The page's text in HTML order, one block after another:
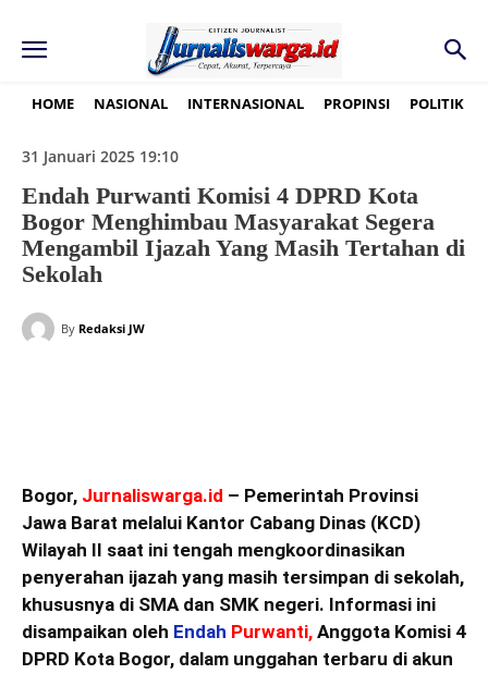
HOME NASIONAL INTERNASIONAL PROPINSI POLITIK
31 Januari 2025 19:10
Endah Purwanti Komisi 4 DPRD Kota
Bogor Menghimbau Masyarakat Segera
Mengambil Ijazah Yang Masih Tertahan di
Sekolah
By Redaksi JW
Bogor, Jurnaliswarga.id – Pemerintah Provinsi
Jawa Barat melalui Kantor Cabang Dinas (KCD)
Wilayah II saat ini tengah mengkoordinasikan
penyerahan ijazah yang masih tersimpan di sekolah,
khususnya di SMA dan SMK negeri. Informasi ini
disampaikan oleh Endah Purwanti, Anggota Komisi 4
DPRD Kota Bogor, dalam unggahan terbaru di akun